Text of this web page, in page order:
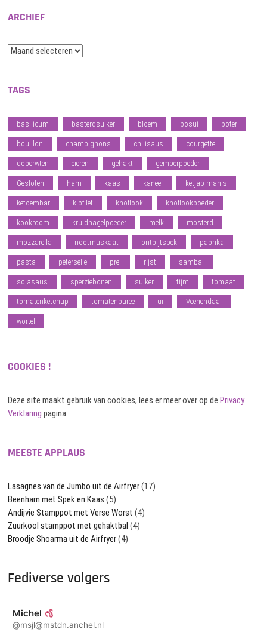
ARCHIEF
Archief
TAGS
basilicum basterdsuiker bloem bosui boter
bouillon champignons chilisaus courgette
doperwten eieren gehakt gemberpoeder
Gesloten ham kaas kaneel ketjap manis
ketoembar kipfilet knoflook knoflookpoeder
kookroom kruidnagelpoeder melk mosterd
mozzarella nootmuskaat ontbijtspek paprika
pasta peterselie prei rijst sambal
sojasaus sperziebonen suiker tijm tomaat
tomatenketchup tomatenpuree ui Veenendaal
wortel
COOKIES !
Deze site maakt gebruik van cookies, lees er meer over op dePrivacy
Verklaring pagina.
MEESTE APPLAUS
Lasagnes van de Jumbo uit de Airfryer(17)
Beenham met Spek en Kaas (5)
Andijvie Stamppot met Verse Worst (4)
Zuurkool stamppot met gehaktbal (4)
Broodje Shoarma uit de Airfryer(4)
Fediverse volgers
Michel
@msjl@mstdn.anchel.nl